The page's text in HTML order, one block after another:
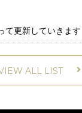
て更新していきます
ALL LIST